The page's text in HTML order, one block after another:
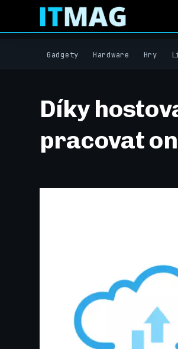
Gadgety Hardware Hry
Díky
pracovat